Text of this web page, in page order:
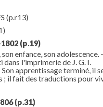
(p.r13)
(p.19)
enfance, son adolescence.
l'imprimerie de J. G. I.
apprentissage terminé, il
; il fait des traductions pour
(p.31)